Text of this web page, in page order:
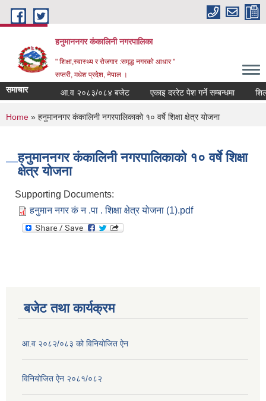
Skip to main content
हनुमाननगर कंकालिनी नगरपालिका
" शिक्षा,स्वास्थ्य र रोजगार :समृद्ध नगरको आधार "
सप्तरी, मधेश प्रदेश, नेपाल ।
समाचार आ.व २०८३/०८४ बजेट एकाइ दररेट पेश गर्ने सम्बन्धमा
You are here
Home » हनुमाननगर कंकालिनी नगरपालिकाको १० वर्षे शिक्षा क्षेत्र योजना
हनुमाननगर कंकालिनी नगरपालिकाको १० वर्षे शिक्षा
क्षेत्र योजना
Supporting Documents:
हनुमान नगर कं न .पा . शिक्षा क्षेत्र योजना (1).pdf
बजेट तथा कार्यक्रम
आ.व २०८२/०८३ को विनियोजित ऐन
विनियोजित ऐन २०८१/०८२